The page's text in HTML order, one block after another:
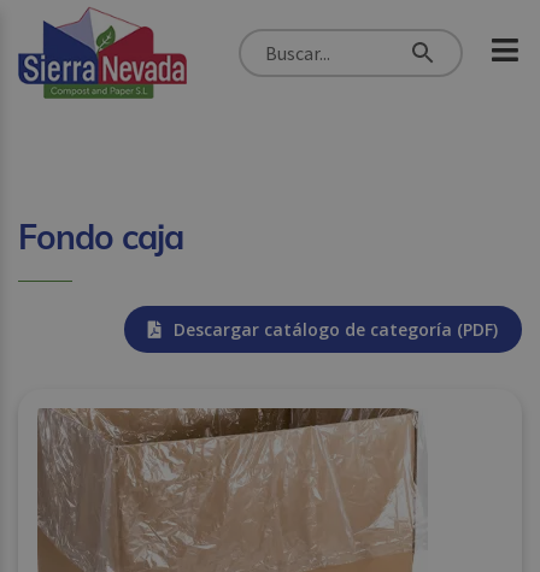
Fondo caja
Descargar catálogo de categoría (PDF)